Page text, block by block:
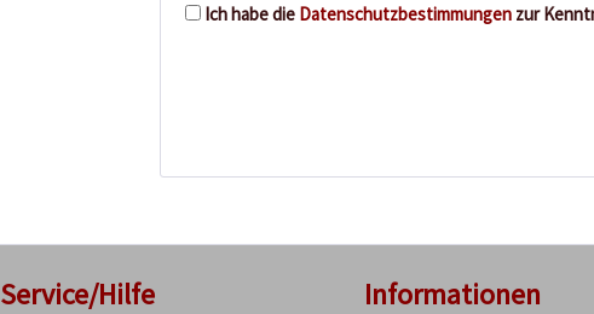
Ich habe die Datenschutzbestimmungen zur
Service/Hilfe Informationen